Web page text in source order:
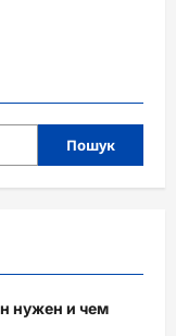
Пошук
нужен и чем